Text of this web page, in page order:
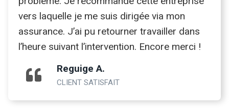
vers laquelle je me suis dirigée via mon
assurance. J’ai pu retourner travailler dans
l’heure suivant l’intervention. Encore merci !
Reguige A.
CLIENT SATISFAIT